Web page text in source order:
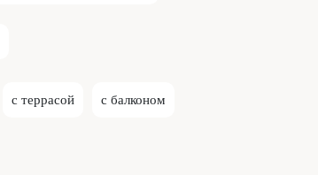
с террасой с балконом